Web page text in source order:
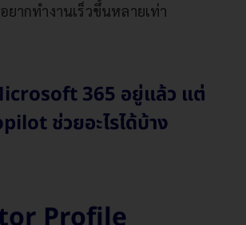
ยากทำงานเร็วขึ้นหลายเท่า
365 อยู่แล้ว แต่
ช่วยอะไรได้บ้าง